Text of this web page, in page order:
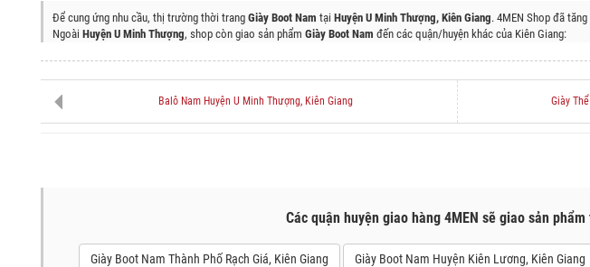
Để cung ứng nhu cầu, thị trường thời trang Giày Boot Nam tại Huyện U Minh Thượng, Kiên Giang. 4MEN Shop đã
Ngoài Huyện U Minh Thượng, shop còn giao sản phẩm Giày Boot Nam đến các quận/huyện khác của Kiên Giang:
Balô Nam Huyện U Minh Thượng, Kiên Giang Giày
Các quận huyện giao hàng 4MEN sẽ giao sản
Giày Boot Nam Thành Phố Rạch Giá, Kiên Giang Giày Boot Nam Huyện Kiên Lương, Kiên Giang